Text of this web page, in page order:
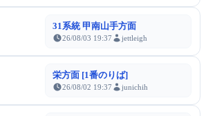
31系統 甲南山手方面
26/08/03 19:37 jettleigh
栄方面 [1番のりば]
26/08/02 19:37 junichih